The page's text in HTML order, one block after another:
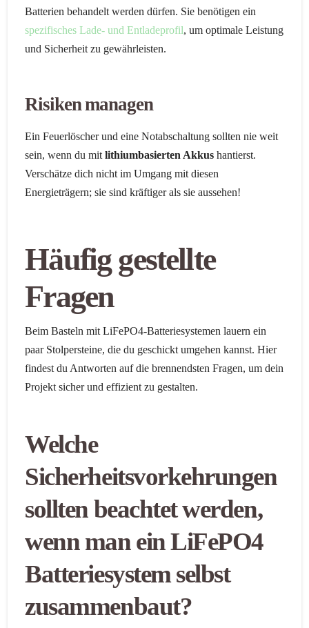
Batterien behandelt werden dürfen. Sie benötigen ein
spezifisches Lade- und Entladeprofil, um optimale Leistung
und Sicherheit zu gewährleisten.
Risiken managen
Ein Feuerlöscher und eine Notabschaltung sollten nie weit
sein, wenn du mitlithiumbasierten Akkus hantierst.
Verschätze dich nicht im Umgang mit diesen
Energieträgern; sie sind kräftiger als sie aussehen!
Häufig gestellte
Fragen
Beim Basteln mit LiFePO4-Batteriesystemen lauern ein
paar Stolpersteine, die du geschickt umgehen kannst. Hier
findest du Antworten auf die brennendsten Fragen, um dein
Projekt sicher und effizient zu gestalten.
Welche
Sicherheitsvorkehrungen
sollten beachtet werden,
wenn man ein LiFePO4
Batteriesystem selbst
zusammenbaut?